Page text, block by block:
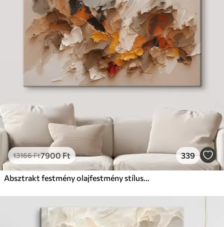
13166Ft7900Ft 339
Absztrakt festmény olajfestmény stílusban